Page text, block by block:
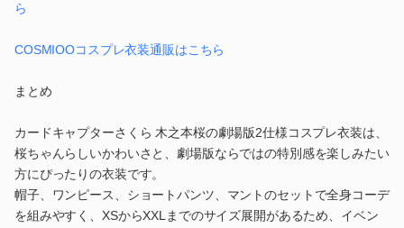
ら
COSMIOOコスプレ衣装通販はこちら
まとめ
カードキャプターさくら 木之本桜の劇場版2仕様コスプレ衣装は、
桜ちゃんらしいかわいさと、劇場版ならではの特別感を楽しみたい
方にぴったりの衣装です。
帽子、ワンピース、ショートパンツ、マントのセットで全身コーデ
を組みやすく、XSからXXLまでのサイズ展開があるため、イベン